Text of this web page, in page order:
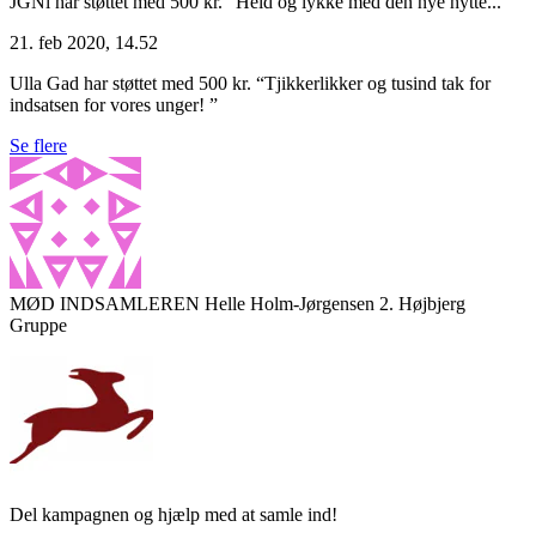
21. feb 2020, 14.52
Ulla Gad har støttet med 500 kr. “Tjikkerlikker og tusind tak for
indsatsen for vores unger! ”
Se flere
MØD INDSAMLEREN Helle Holm-Jørgensen 2. Højbjerg
Gruppe
Del kampagnen og hjælp med at samle ind!